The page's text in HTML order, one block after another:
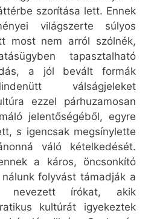
szorítása lett. Ennek
világszerte súlyos
most nem arról szólnék,
tapasztalható
a jól bevált formák
válságjeleket
ezzel párhuzamosan
jelentőségéből, egyre
s igencsak megsínylette
váló kételkedését.
a káros, öncsonkító
folyvást támadják a
nevezett írókat, akik
kultúrát igyekeztek